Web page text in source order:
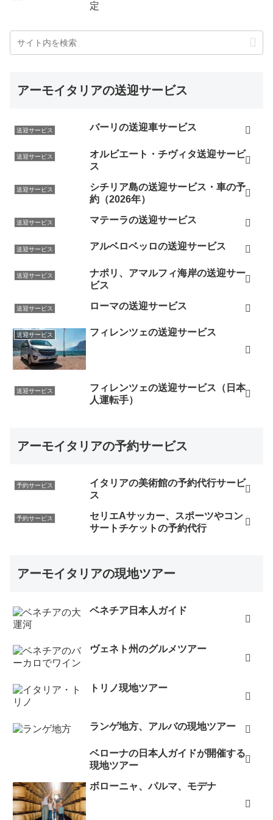
定
アーモイタリアの送迎サービス
送迎サービス バーリの送迎車サービス
送迎サービス
オルビエート・チヴィタ送迎サービ
ス
送迎サービス
シチリア島の送迎サービス・車の予
約（2026年）
送迎サービス マテーラの送迎サービス
送迎サービス アルベロベッロの送迎サービス
送迎サービス
ナポリ、アマルフィ海岸の送迎サー
ビス
送迎サービス ローマの送迎サービス
送迎サービス フィレンツェの送迎サービス
送迎サービス
フィレンツェの送迎サービス（日本
人運転手）
アーモイタリアの予約サービス
予約サービス
イタリアの美術館の予約代行サービ
ス
予約サービス
セリエAサッカー、スポーツやコン
サートチケットの予約代行
アーモイタリアの現地ツアー
ベネチア日本人ガイド
ヴェネト州のグルメツアー
トリノ現地ツアー
ランゲ地方、アルバの現地ツアー
ベローナの日本人ガイドが開催する
現地ツアー
ボローニャ、パルマ、モデナ